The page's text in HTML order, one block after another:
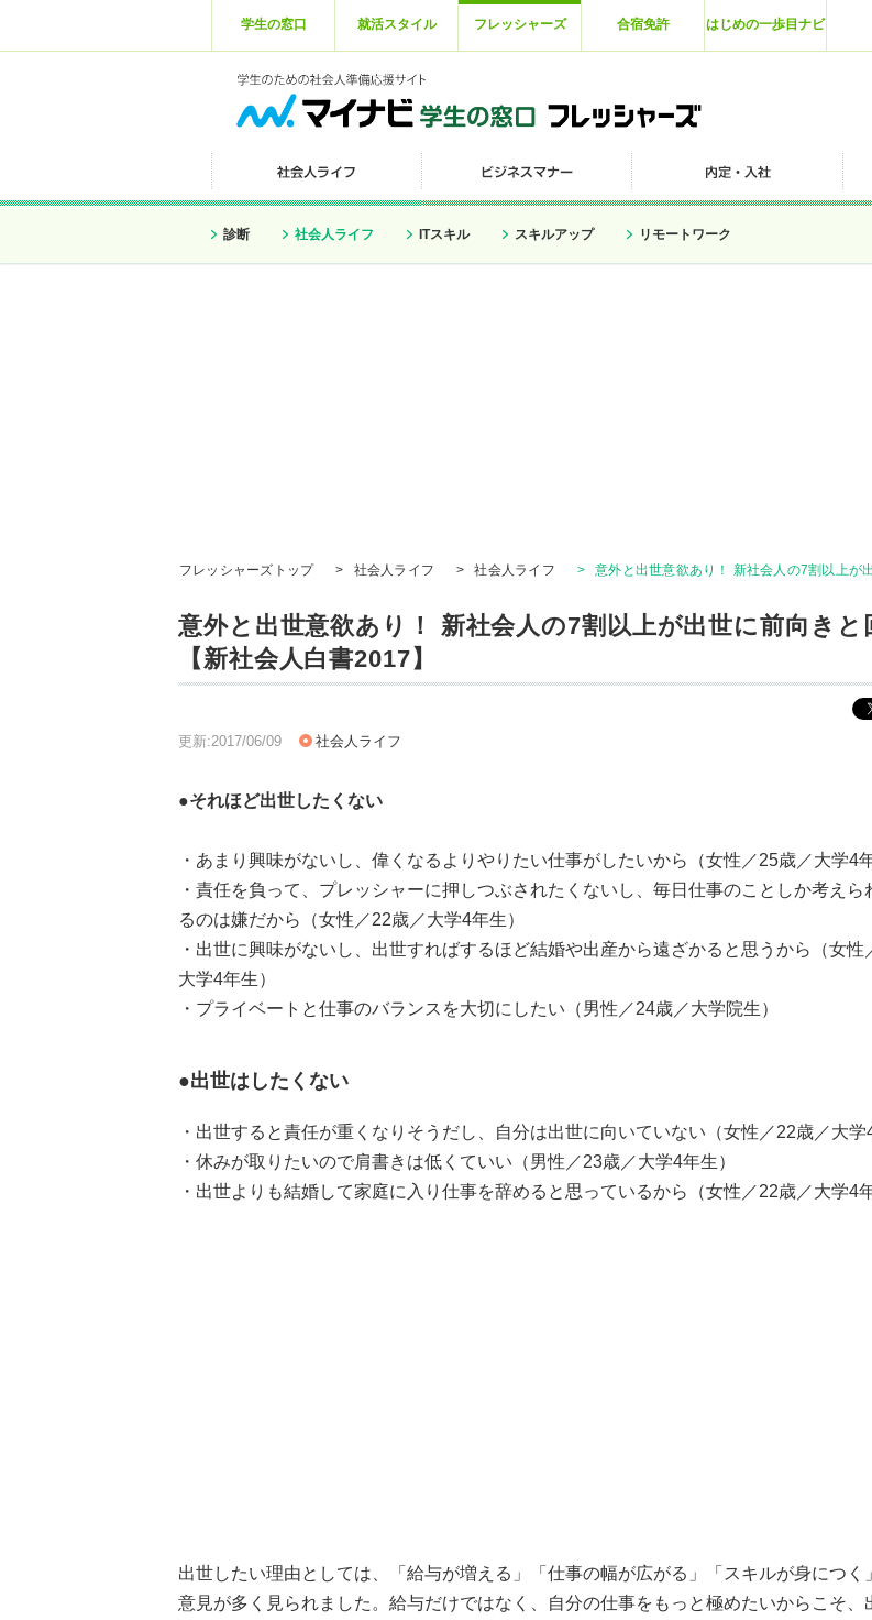
学生の窓口 就活スタイル フレッシャーズ 合宿免許 はじめの一歩目ナビ
診断 社会人ライフ ITスキル スキルアップ リモートワーク
フレッシャーズトップ > 社会人ライフ > 社会人ライフ > 意外と出世意欲あり！ 新社会人の7割以上が
意外と出世意欲あり！ 新社会人の7割以上が出世に前向きと
【新社会人白書2017】
更新:2017/06/09 社会人ライフ
●それほど出世したくない
・あまり興味がないし、偉くなるよりやりたい仕事がしたいから（女性／25歳／大学4年
・責任を負って、プレッシャーに押しつぶされたくないし、毎日仕事のことしか考えら
るのは嫌だから（女性／22歳／大学4年生）
・出世に興味がないし、出世すればするほど結婚や出産から遠ざかると思うから（女性
大学4年生）
・プライベートと仕事のバランスを大切にしたい（男性／24歳／大学院生）
●出世はしたくない
・出世すると責任が重くなりそうだし、自分は出世に向いていない（女性／22歳／大学
・休みが取りたいので肩書きは低くていい（男性／23歳／大学4年生）
・出世よりも結婚して家庭に入り仕事を辞めると思っているから（女性／22歳／大学4年
出世したい理由としては、「給与が増える」「仕事の幅が広がる」「スキルが身につく
意見が多く見られました。給与だけではなく、自分の仕事をもっと極めたいからこそ、